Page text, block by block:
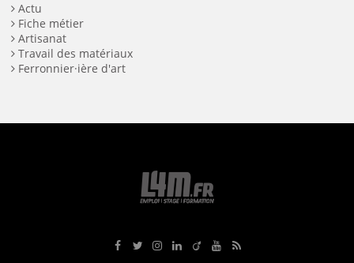
Actu
Fiche métier
Artisanat
Travail des matériaux
Ferronnier·ière d'art